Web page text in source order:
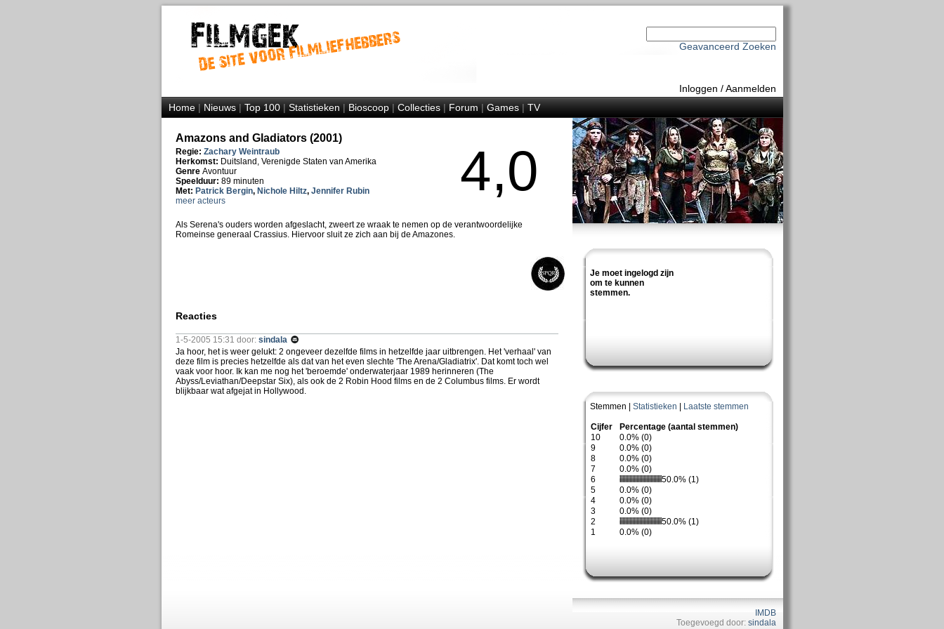
Geavanceerd Zoeken
Inloggen /Aanmelden
Home|Nieuws|Top 100|Statistieken|Bioscoop|Collecties|Forum|Games|TV
Je moet ingelogd zijn
om te kunnen
stemmen.
Stemmen | Statistieken Laatste stemmen
Cijfer
Percentage (aantal stemmen)
10
0.0% (0)
9
0.0% (0)
8
0.0% (0)
7
0.0% (0)
6
50.0% (1)
5
0.0% (0)
4
0.0% (0)
3
0.0% (0)
2
50.0% (1)
1
0.0% (0)
IMDB
Toegevoegd door: sindala
Amazons and Gladiators (2001)
Regie: Zachary Weintraub
Herkomst: Duitsland, Verenigde Staten van Amerika
Genre Avontuur
Speelduur: 89 minuten
Met: Patrick Bergin, Nichole Hiltz, Jennifer Rubin
meer acteurs
4,0
Als Serena's ouders worden afgeslacht, zweert ze wraak te nemen op de verantwoordelijke
Romeinse generaal Crassius. Hiervoor sluit ze zich aan bij de Amazones.
Reacties
1-5-2005 15:31 door: sindala
Ja hoor, het is weer gelukt: 2 ongeveer dezelfde films in hetzelfde jaar uitbrengen. Het 'verhaal' van
deze film is precies hetzelfde als dat van het even slechte 'The Arena/Gladiatrix'. Dat komt toch wel
vaak voor hoor. Ik kan me nog het 'beroemde' onderwaterjaar 1989 herinneren (The
Abyss/Leviathan/Deepstar Six), als ook de 2 Robin Hood films en de 2 Columbus films. Er wordt
blijkbaar wat afgejat in Hollywood.